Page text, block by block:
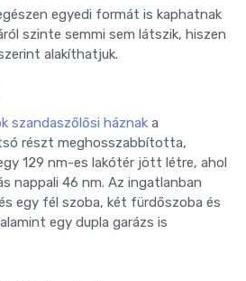
egyedi formát is kaphatnak
szinte semmi sem látszik, hiszen
alakíthatjuk.
szandaszőlősi háznak a
részt meghosszabbította,
129 nm-es lakótér jött létre, ahol
nappali 46 nm. Az ingatlanban
egy fél szoba, két fürdőszoba és
egy dupla garázs is